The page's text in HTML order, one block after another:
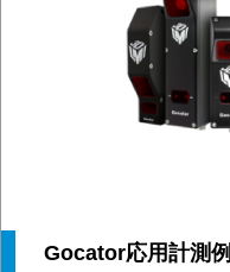
Gocator応用計測例